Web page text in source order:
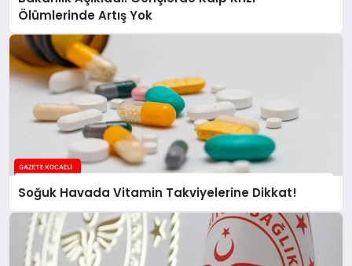
Ölümlerinde Artış Yok
Soğuk Havada Vitamin Takviyelerine Dikkat!